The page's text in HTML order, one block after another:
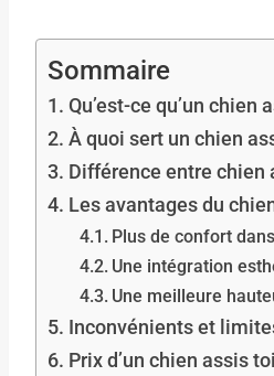
Sommaire
Qu’est-ce qu’un chien
À quoi sert un chien
Différence entre chien
Les avantages du
Plus de confort
Une intégration
Une meilleure
Inconvénients et
Prix d’un chien assis